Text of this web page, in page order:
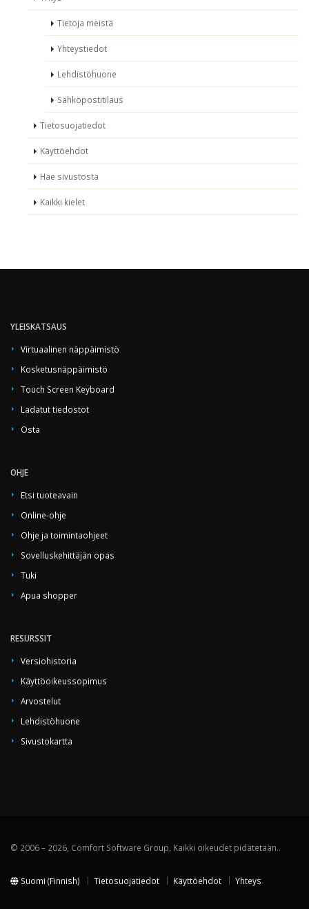
Tietoja meistä
Yhteystiedot
Lehdistöhuone
Sähköpostitilaus
Tietosuojatiedot
Käyttöehdot
Hae sivustosta
Kaikki kielet
YLEISKATSAUS
Virtuaalinen näppäimistö
Kosketusnäppäimistö
Touch Screen Keyboard
Ladatut tiedostot
Osta
OHJE
Etsi tuoteavain
Online-ohje
Ohje ja toimintaohjeet
Sovelluskehittäjän opas
Tuki
Apua shopper
RESURSSIT
Versiohistoria
Käyttöoikeussopimus
Arvostelut
Lehdistöhuone
Sivustokartta
© 2006 – 2026, Comfort Software Group, Kaikki oikeudet pidätetään..
Suomi (Finnish) Tietosuojatiedot Käyttöehdot Yhteys